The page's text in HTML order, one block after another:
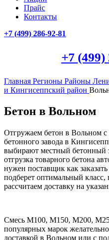
Прайс
Контакты
+7 (499) 286-92-81
+7 (499)
Главная Регионы Районы
и Кингисеппский район
Бетон в Вольном
Отгружаем бетон в Вольном с
бетонного завода в
выбирают местный бетонный
отгрузка товарного бетона
нужен поставщик как
подберет оптимальный класс,
рассчитаем доставку на
Смесь М100, М150, М200,
популярных марок желательно
доставкой в Вольном или с